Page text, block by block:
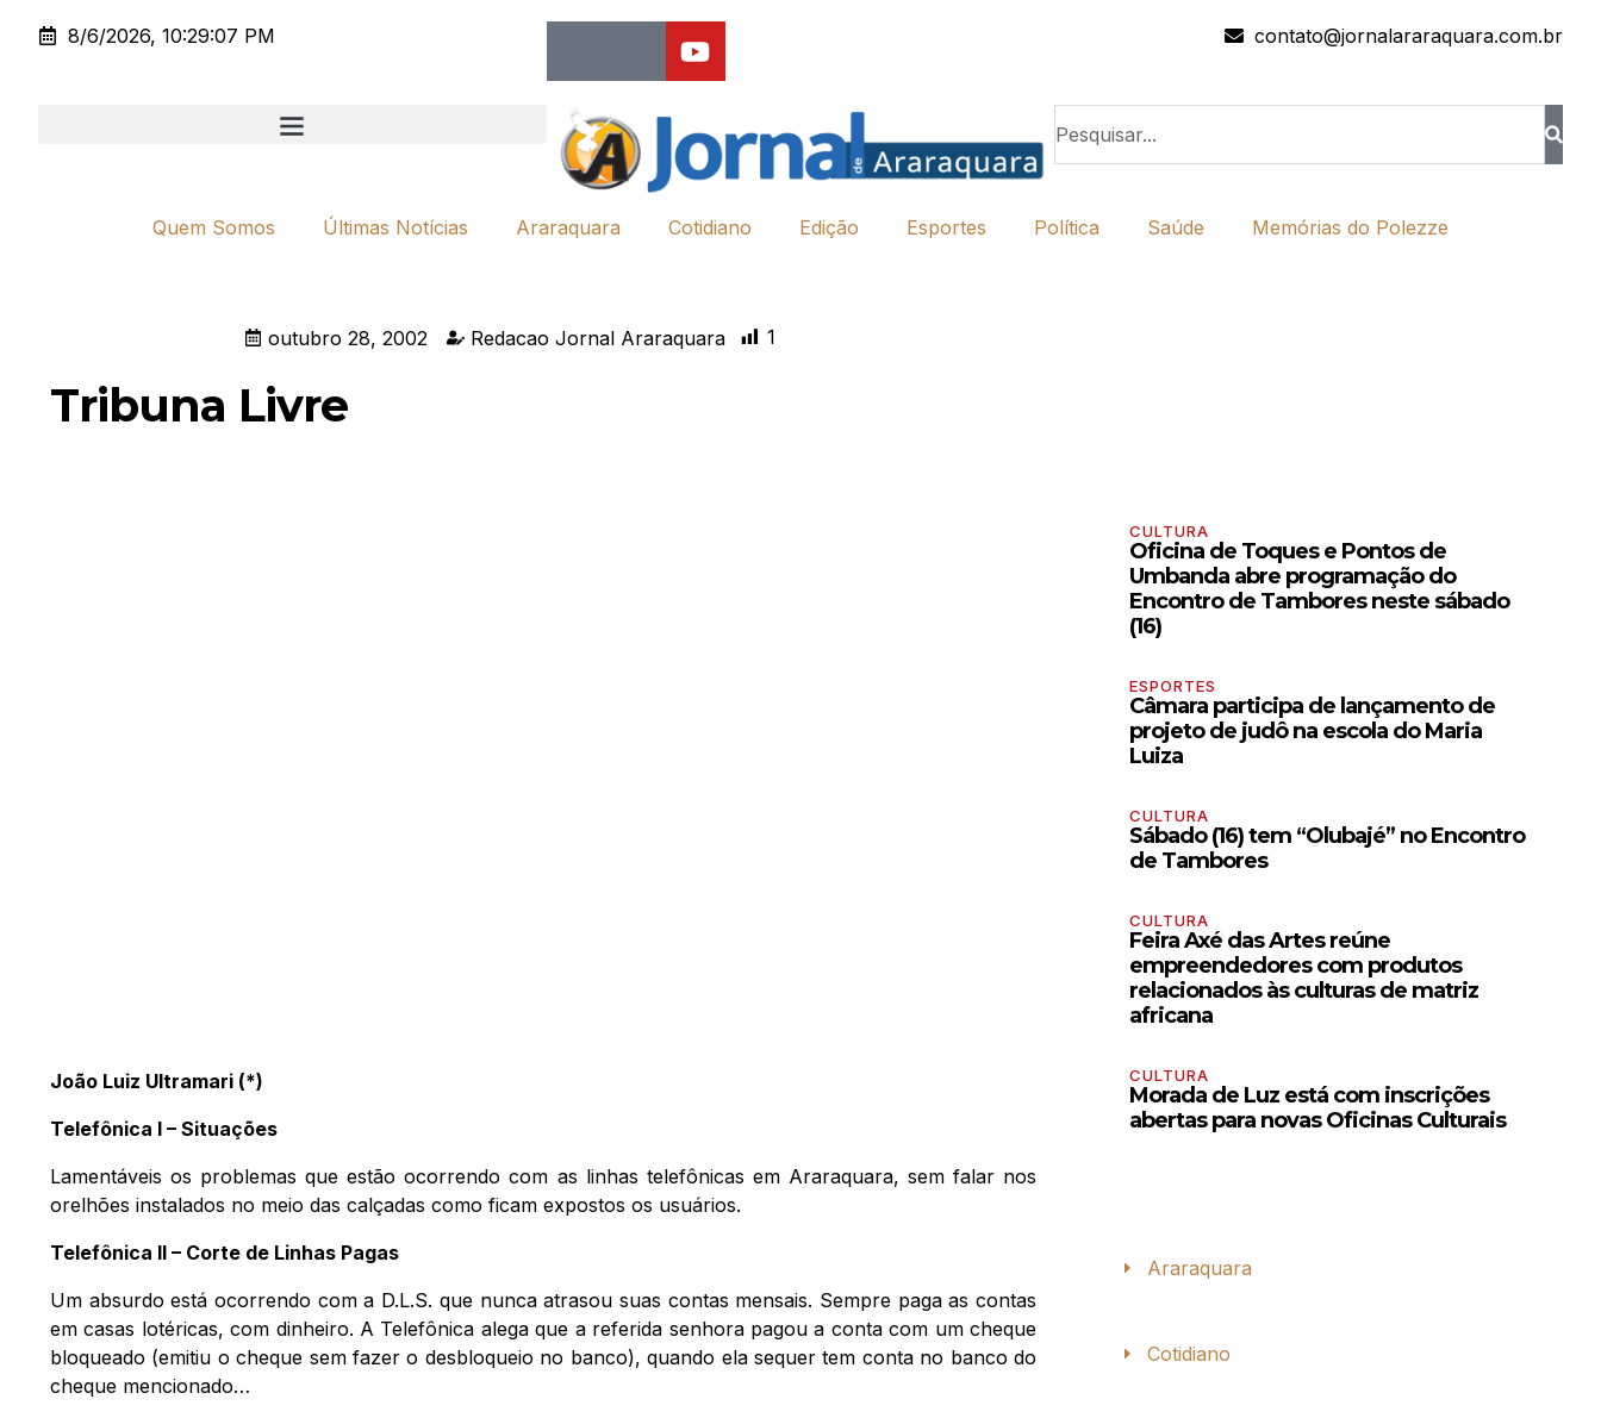
8/6/2026, 10:29:07 PM contato@jornalararaquara.com.br
Quem Somos Últimas Notícias Araraquara Cotidiano Edição Esportes Política Saúde Memórias do Polezze
outubro 28, 2002 Redacao Jornal Araraquara 1
Tribuna Livre
João Luiz Ultramari (*)
Telefônica I – Situações
Lamentáveis os problemas que estão ocorrendo com as linhas telefônicas em Araraquara, sem falar nos
orelhões instalados no meio das calçadas como ficam expostos os usuários.
Telefônica II – Corte de Linhas Pagas
Um absurdo está ocorrendo com a D.L.S. que nunca atrasou suas contas mensais. Sempre paga as contas
em casas lotéricas, com dinheiro. A Telefônica alega que a referida senhora pagou a conta com um cheque
bloqueado (emitiu o cheque sem fazer o desbloqueio no banco), quando ela sequer tem conta no banco do
cheque mencionado…
CULTURA
Oficina de Toques e Pontos de
Umbanda abre programação do
Encontro de Tambores neste sábado
(16)
ESPORTES
Câmara participa de lançamento de
projeto de judô na escola do Maria
Luiza
CULTURA
Sábado (16) tem “Olubajé” no Encontro
de Tambores
CULTURA
Feira Axé das Artes reúne
empreendedores com produtos
relacionados às culturas de matriz
africana
CULTURA
Morada de Luz está com inscrições
abertas para novas Oficinas Culturais
Araraquara
Cotidiano